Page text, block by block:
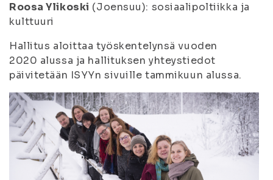
Roosa Ylikoski (Joensuu): sosiaalipoltiikka ja
kulttuuri
Hallitus aloittaa työskentelynsä vuoden
2020 alussa ja hallituksen yhteystiedot
päivitetään ISYYn sivuille tammikuun alussa.